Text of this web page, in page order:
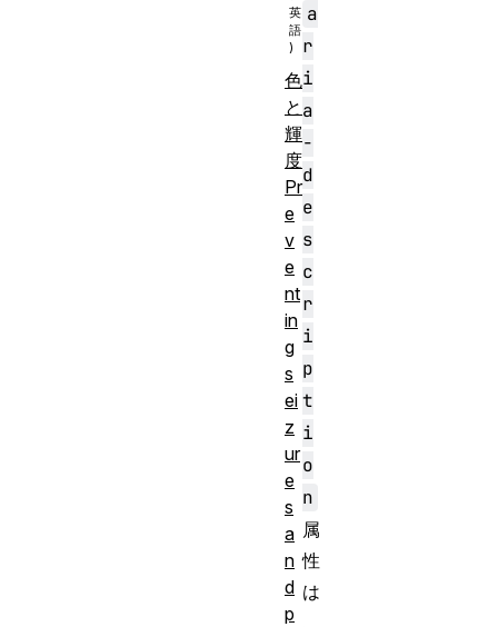
a
r
i
a
-
d
e
s
c
r
i
p
t
i
o
n
属
性
は
色
と
輝
度
Pr
e
v
e
nt
in
g
s
ei
z
ur
e
s
a
n
d
p